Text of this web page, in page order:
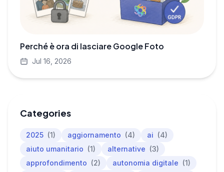
Perché è ora di lasciare Google Foto
Jul 16, 2026
Categories
2025 (1) aggiornamento (4) ai (4)
aiuto umanitario (1) alternative (3)
approfondimento (2) autonomia digitale (1)